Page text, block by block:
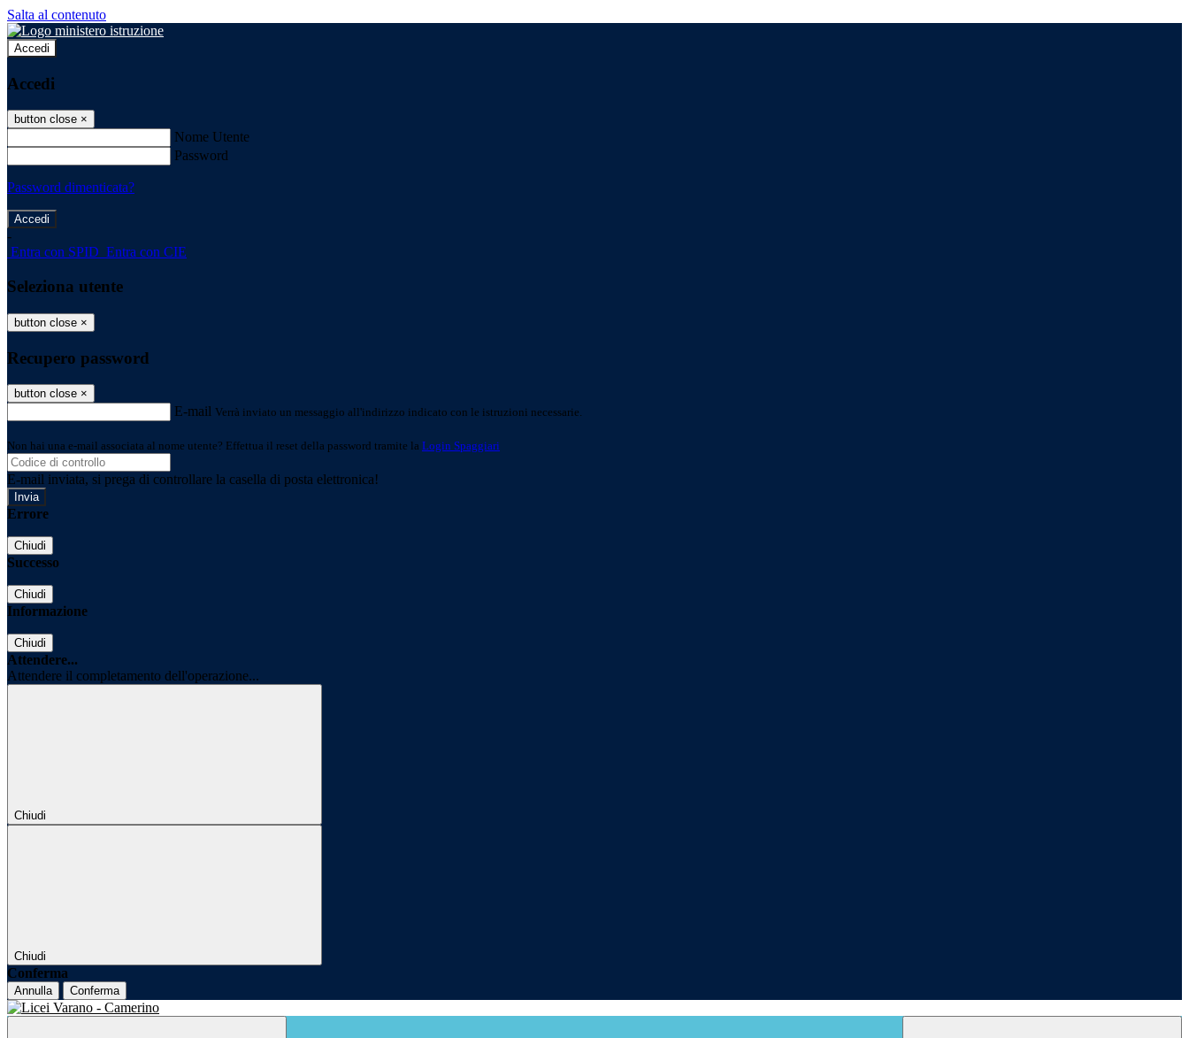
Salta al contenuto
Accedi
Accedi
button close ×
Nome Utente
Password
Password dimenticata?
-
Entra con SPID Entra con CIE
Seleziona utente
button close ×
Recupero password
button close ×
E-mail Verrà inviato un messaggio all'indirizzo indicato con le istruzioni necessarie.
Non hai una e-mail associata al nome utente? Effettua il reset della password tramite la Login Spaggiari
E-mail inviata, si prega di controllare la casella di posta elettronica!
Errore
Chiudi
Successo
Chiudi
Informazione
Chiudi
Attendere...
Attendere il completamento dell'operazione...
Chiudi
Chiudi
Conferma
Annulla Conferma